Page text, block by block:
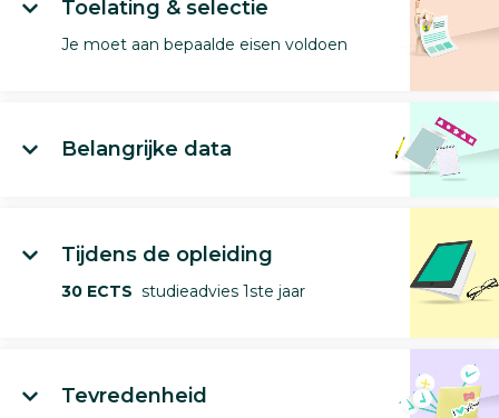
Toelating & selectie
Je moet aan bepaalde eisen voldoen
Belangrijke data
Tijdens de opleiding
30 ECTS studieadvies 1ste jaar
Tevredenheid